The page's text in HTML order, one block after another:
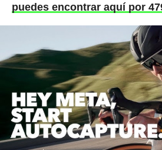
puedes encontrar aquí por